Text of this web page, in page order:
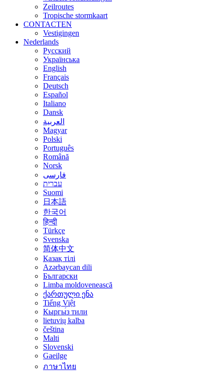
Zeilroutes
Tropische stormkaart
CONTACTEN
Vestigingen
Nederlands
Русский
Українська
English
Français
Deutsch
Español
Italiano
Dansk
العربية
Magyar
Polski
Português
Română
Norsk
فارسی
עברית
Suomi
日本語
한국어
हिन्दी
Türkçe
Svenska
简体中文
Қазақ тілі
Azərbaycan dili
Български
Limba moldovenească
ქართული ენა
Tiếng Việt
Кыргы́з тили
lietuvių kalba
čeština
Malti
Slovenski
Gaeilge
ภาษาไทย